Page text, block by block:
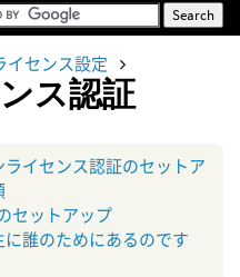
イセンス設定
ス認証
ライセンス認証のセットア
セットアップ
に誰のためにあるのです